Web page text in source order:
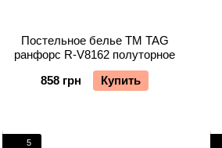
Постельное белье TM TAG
ранфорс R-V8162 полуторное
858 грн
Купить
5